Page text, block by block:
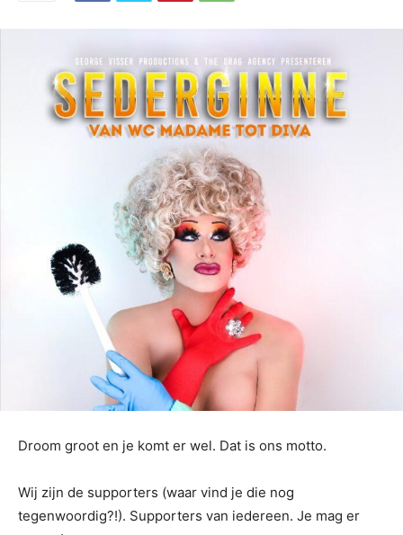
Droom groot en je komt er wel. Dat is ons motto.
Wij zijn de supporters (waar vind je die nog
tegenwoordig?!). Supporters van iedereen. Je mag er